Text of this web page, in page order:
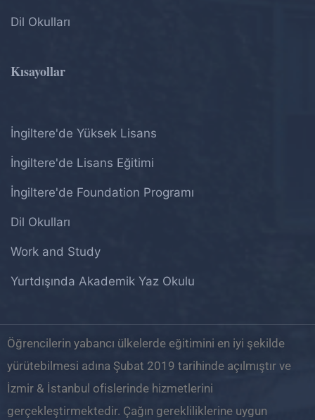
Dil Okulları
Kısayollar
İngiltere'de Yüksek Lisans
İngiltere'de Lisans Eğitimi
İngiltere'de Foundation Programı
Dil Okulları
Work and Study
Yurtdışında Akademik Yaz Okulu
Öğrencilerin yabancı ülkelerde eğitimini en iyi şekilde
yürütebilmesi adına Şubat 2019 tarihinde açılmıştır ve
İzmir & İstanbul ofislerinde hizmetlerini
gerçekleştirmektedir. Çağın gerekliliklerine uygun